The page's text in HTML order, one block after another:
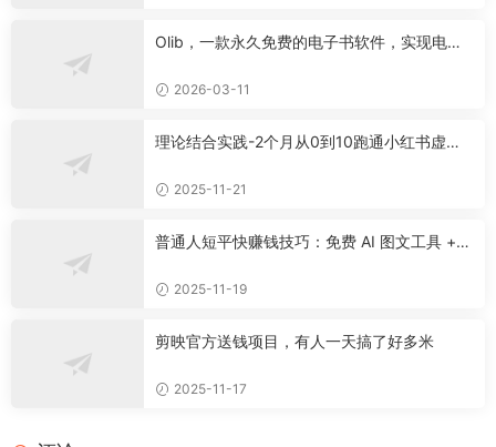
Olib，一款永久免费的电子书软件，实现电子
2026-03-11
理论结合实践-2个月从0到10跑通小红书虚拟
2025-11-21
普通人短平快赚钱技巧：免费 AI 图文工具 +
2025-11-19
剪映官方送钱项目，有人一天搞了好多米
2025-11-17